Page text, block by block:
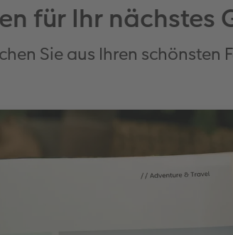
für Ihr nächstes
Sie aus Ihren schönsten